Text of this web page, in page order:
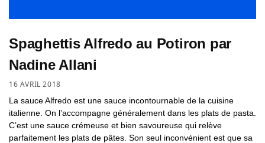
Spaghettis Alfredo au Potiron par
Nadine Allani
16 AVRIL 2018
La sauce Alfredo est une sauce incontournable de la cuisine
italienne. On l’accompagne généralement dans les plats de pasta.
C’est une sauce crémeuse et bien savoureuse qui relève
parfaitement les plats de pâtes. Son seul inconvénient est que sa